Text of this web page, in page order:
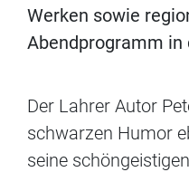
Werken sowie
Abendprogramm in
Der Lahrer Autor
schwarzen Humor
seine